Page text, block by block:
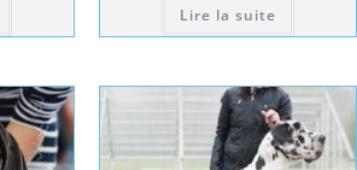
Lire la suite